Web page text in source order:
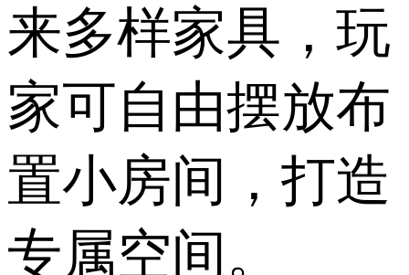
来多样家具，玩
家可自由摆放布
置小房间，打造
专属空间。